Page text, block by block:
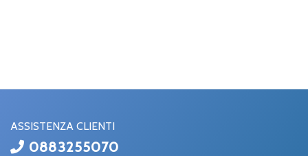
ASSISTENZA CLIENTI
0883255070